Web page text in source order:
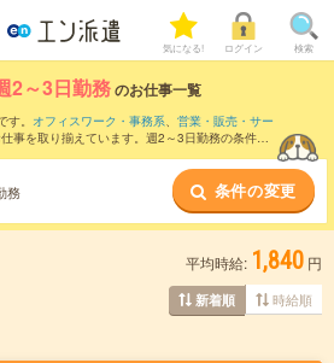
気になる! ログイン 検索
2～3日勤務のお仕事一覧
。 オフィスワーク・事務系、 営業・販売・サー
事を取り揃えています。週2～3日勤務の条件の
務 条件の変更
平均時給: 1,840 円
新着順 時給順